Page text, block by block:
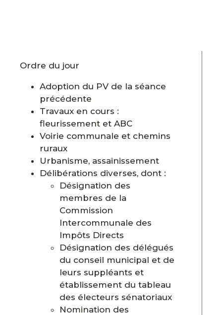
Ordre du jour
Adoption du PV de la séance
précédente
Travaux en cours :
fleurissement et ABC
Voirie communale et chemins
ruraux
Urbanisme, assainissement
Délibérations diverses, dont :
Désignation des
membres de la
Commission
Intercommunale des
Impôts Directs
Désignation des délégués
du conseil municipal et de
leurs suppléants et
établissement du tableau
des électeurs sénatoriaux
Nomination des